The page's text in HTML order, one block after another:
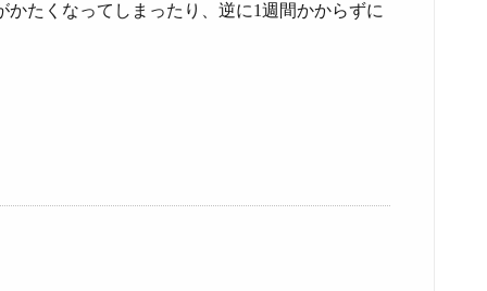
たくなってしまったり、逆に1週間かからずに